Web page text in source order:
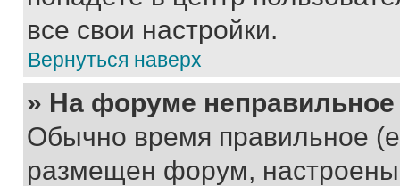
все свои настройки.
Вернуться наверх
» На форуме
Обычно время правильное
размещен форум, настроены